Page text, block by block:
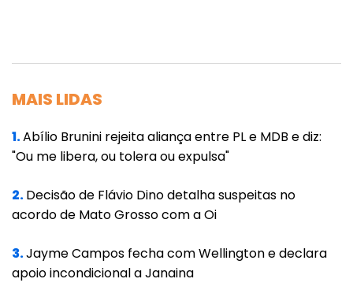
acordo, sejam também estendidas aos
Entre as medidas que foram definidas com a
funcionamento das atividades comerciais
que não fazem parte das consideradas
essenciais.
Antes da audiência de conciliação, um grupo
MAIS LIDAS
1.Abílio Brunini rejeita aliança entre PL e MDB e diz:
"Ou me libera, ou tolera ou expulsa"
2.Decisão de Flávio Dino detalha suspeitas no
acordo de Mato Grosso com a Oi
3.Jayme Campos fecha com Wellington e declara
apoio incondicional a Janaina